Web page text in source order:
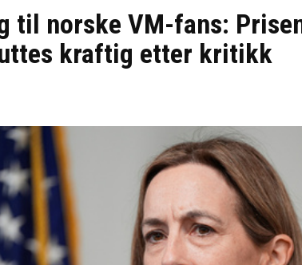
til norske VM-fans:
kraftig etter kritikk